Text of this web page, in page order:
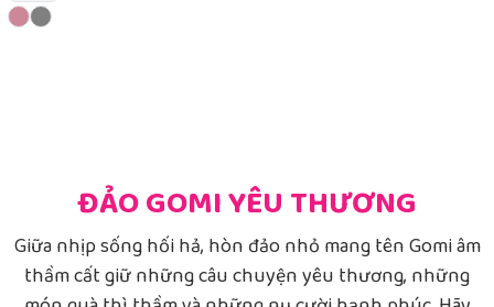
ĐẢO GOMI YÊU THƯƠNG
Giữa nhịp sống hối hả, hòn đảo nhỏ mang tên Gomi âm
thầm cất giữ những câu chuyện yêu thương, những